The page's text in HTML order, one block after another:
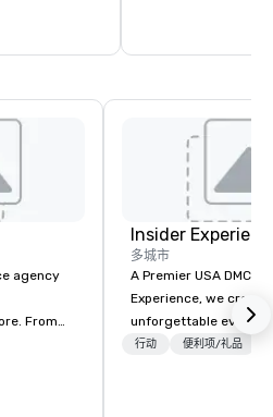
agency
From
apparel
Insider
多城市
A Premier USA DMC Partner
Experience, we create
unforgettable events
access to premium
行动 便利项/礼品